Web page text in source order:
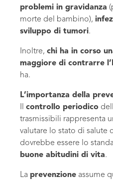
problemi in gravidanza
morte del bambino),
sviluppo di tumori.
Inoltre, chi ha in corso
maggiore di contrarre
ha.
L’importanza della
controllo periodico
trasmissibili rappresenta
valutare lo stato di salute
dovrebbe essere lo
buone abitudini di vita.
La prevenzione assume